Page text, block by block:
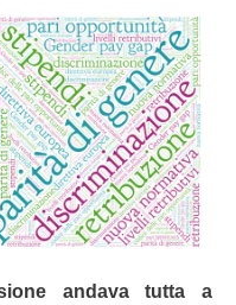
andava tutta a